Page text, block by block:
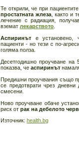
Те открили, че при пациентите
простатната жлеза , както и
лечение с радиация,
вземат лекарството
Аспиринът е установено,
пациенти - но тези с по-
голяма полза.
Десетгодишно проучване
показва, че аспиринът
Предишни проучвания също
се предотврати чрез дневни
смесени.
Ново проучване обаче
риск от рак на дебелото
Източник: health.bg